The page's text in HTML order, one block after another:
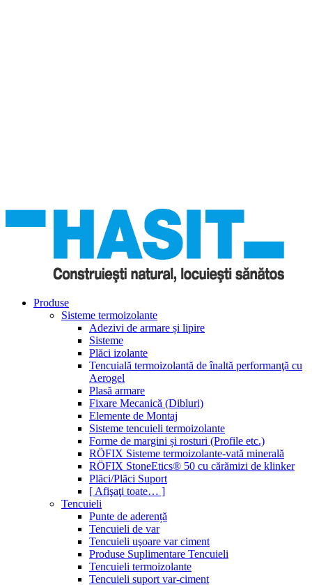
Produse
Sisteme termoizolante
Adezivi de armare și lipire
Sisteme
Plăci izolante
Tencuială termoizolantă de înaltă performanţă cu
Aerogel
Plasă armare
Fixare Mecanică (Dibluri)
Elemente de Montaj
Sisteme tencuieli termoizolante
Forme de margini și rosturi (Profile etc.)
RÖFIX Sisteme termoizolante-vată minerală
RÖFIX StoneEtics® 50 cu cărămizi de klinker
Plăci/Plăci Suport
[ Afişaţi toate… ]
Tencuieli
Punte de aderență
Tencuieli de var
Tencuieli uşoare var ciment
Produse Suplimentare Tencuieli
Tencuieli termoizolante
Tencuieli suport var-ciment